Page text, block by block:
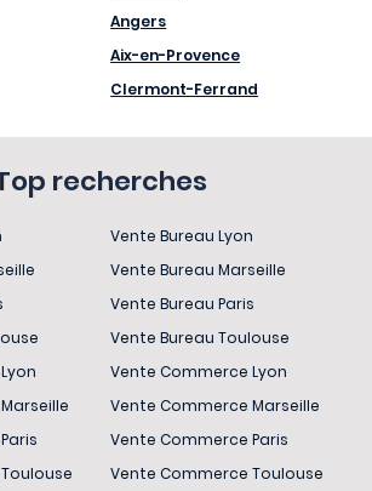
Angers
Aix-en-Provence
Clermont-Ferrand
recherches
Vente Bureau Lyon
Vente Bureau Marseille
Vente Bureau Paris
Vente Bureau Toulouse
Vente Commerce Lyon
Vente Commerce Marseille
Vente Commerce Paris
Vente Commerce Toulouse